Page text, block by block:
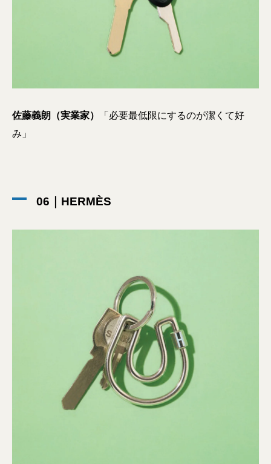
佐藤義朗（実業家）
「必要最低限にするのが潔くて好
み」
06｜HERMÈS